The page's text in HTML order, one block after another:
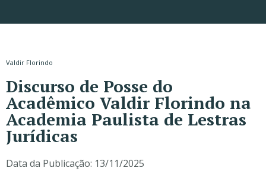
Valdir Florindo
Discurso de Posse do
Acadêmico Valdir Florindo na
Academia Paulista de Lestras
Jurídicas
Data da Publicação: 13/11/2025